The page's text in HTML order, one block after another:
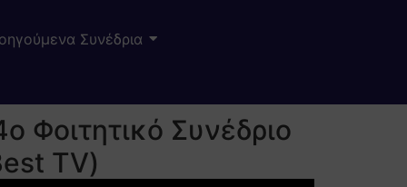
Συνέδρια
Φοιτητικό Συνέδριο
TV)